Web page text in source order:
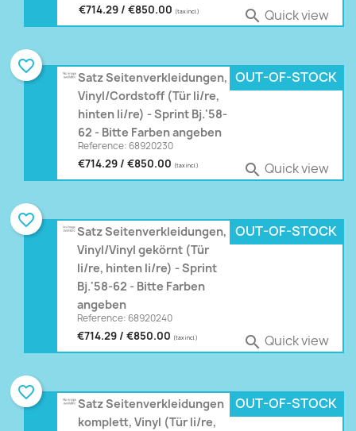
€714.29 / €850.00 (tax incl.)  Quick view
Satz Seitenverkleidungen,
Vinyl/Cordstoff (Tür li/re,
hinten li/re) - Sprint Bj.'58-
62 - Bitte Farben angeben
Reference: 68920230
€714.29 / €850.00 (tax incl.)
OUT-OF-STOCK
 Quick view
favorite_border
Satz Seitenverkleidungen,
Vinyl/Vinyl gekörnt (Tür
li/re, hinten li/re) - Sprint
Bj.'58-62 - Bitte Farben
angeben
Reference: 68920240
€714.29 / €850.00 (tax incl.)
OUT-OF-STOCK
 Quick view
favorite_border
Satz Seitenverkleidungen
komplett, Vinyl (Tür li/re,
OUT-OF-STOCK
favorite_border